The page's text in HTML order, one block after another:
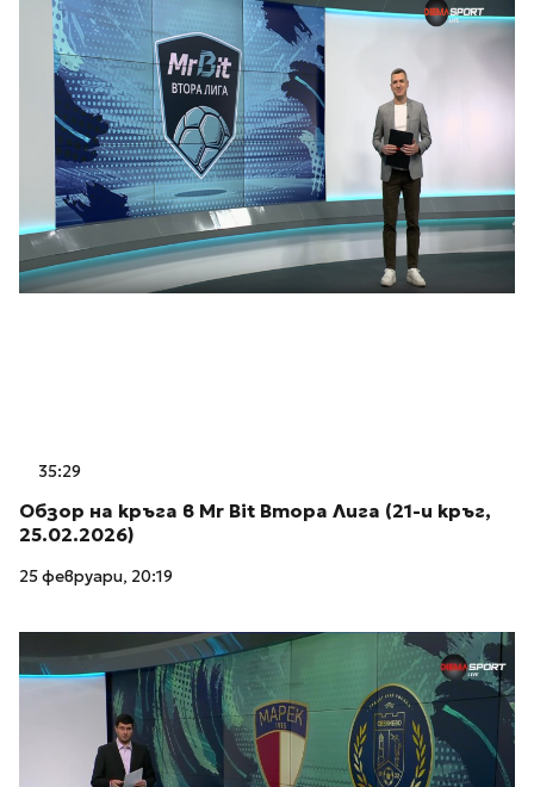
35:29
Обзор на кръга в Mr Bit Втора Лига (21-и кръг,
25.02.2026)
25 февруари, 20:19